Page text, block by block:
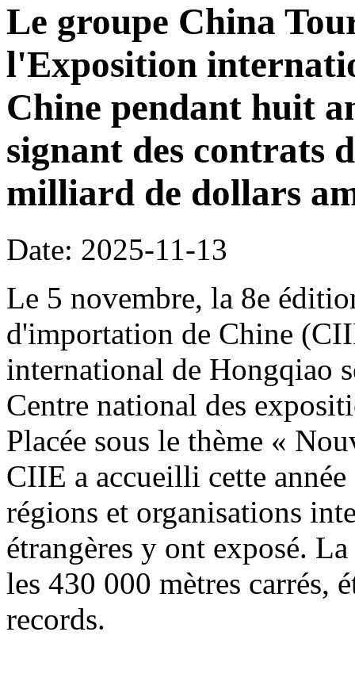
Le groupe China
l'Exposition
Chine pendant huit
signant des contrats
milliard de dollars
Date: 2025-11-13
Le 5 novembre, la 8e
d'importation de Chine
international de Hongqiao
Centre national des
Placée sous le thème «
CIIE a accueilli cette
régions et organisations
étrangères y ont exposé.
les 430 000 mètres carrés,
records.